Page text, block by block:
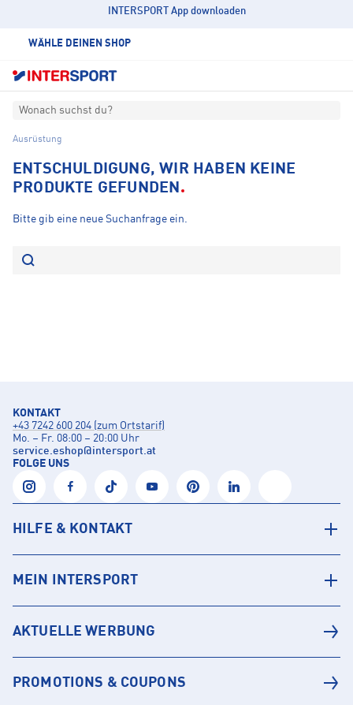
INTERSPORT App downloaden
WÄHLE DEINEN SHOP
Wonach suchst du?
Ausrüstung
ENTSCHULDIGUNG, WIR HABEN KEINE
PRODUKTE GEFUNDEN
Bitte gib eine neue Suchanfrage ein.
KONTAKT
+43 7242 600 204 (zum Ortstarif)
Mo. – Fr. 08:00 – 20:00 Uhr
service.eshop@intersport.at
FOLGE UNS
HILFE & KONTAKT
MEIN INTERSPORT
AKTUELLE WERBUNG
PROMOTIONS & COUPONS